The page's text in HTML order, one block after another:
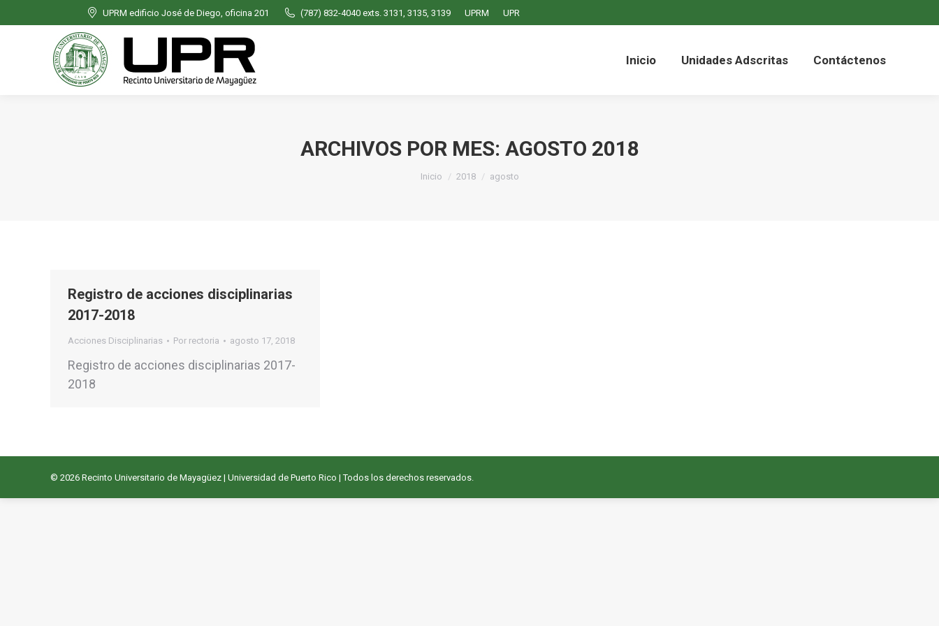
UPRM edificio José de Diego, oficina 201 (787) 832-4040 exts. 3131, 3135, 3139 UPRM UPR
Inicio Unidades Adscritas Contáctenos
ARCHIVOS POR MES: AGOSTO 2018
Estás aquí:
Inicio 2018 agosto
Registro de acciones disciplinarias
2017-2018
Acciones Disciplinarias Por rectoria agosto 17, 2018
Registro de acciones disciplinarias 2017-
2018
© 2026 Recinto Universitario de Mayagüez | Universidad de Puerto Rico | Todos los derechos reservados.